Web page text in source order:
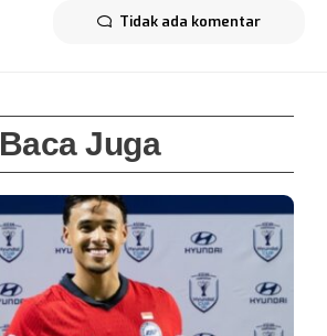
Tidak ada komentar
Baca Juga